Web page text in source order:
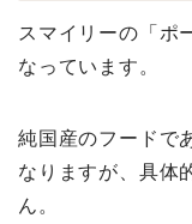
スマイリーの「ポ
なっています。
純国産のフードで
なりますが、具体
ん。